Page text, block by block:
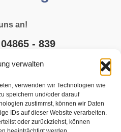
verwalten
verwenden wir Technologien wie
speichern und/oder darauf
zustimmst, können wir Daten
IDs auf dieser Website verarbeiten.
oder zurückziehst, können
an!
- 839
BUCHEN